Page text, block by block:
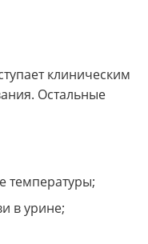
клиническим
Остальные
температуры;
в урине;